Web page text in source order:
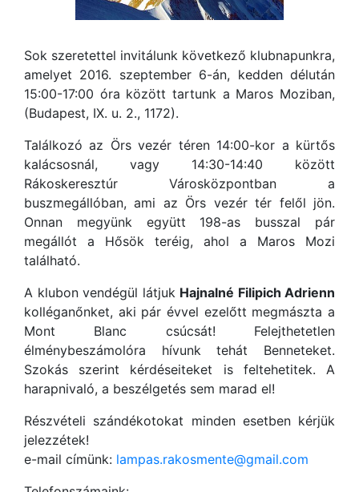
Sok szeretettel invitálunk következő klubnapunkra,
amelyet 2016. szeptember 6-án, kedden délután
15:00-17:00 óra között tartunk a Maros Moziban,
(Budapest, IX. u. 2., 1172).
Találkozó az Örs vezér téren 14:00-kor a kürtős
kalácsosnál, vagy 14:30-14:40 között
Rákoskeresztúr Városközpontban a
buszmegállóban, ami az Örs vezér tér felől jön.
Onnan megyünk együtt 198-as busszal pár
megállót a Hősök teréig, ahol a Maros Mozi
található.
A klubon vendégül látjuk Hajnalné Filipich Adrienn
kolléganőnket, aki pár évvel ezelőtt megmászta a
Mont Blanc csúcsát! Felejthetetlen
élménybeszámolóra hívunk tehát Benneteket.
Szokás szerint kérdéseiteket is feltehetitek. A
harapnivaló, a beszélgetés sem marad el!
Részvételi szándékotokat minden esetben kérjük
jelezzétek!
e-mail címünk: lampas.rakosmente@gmail.com